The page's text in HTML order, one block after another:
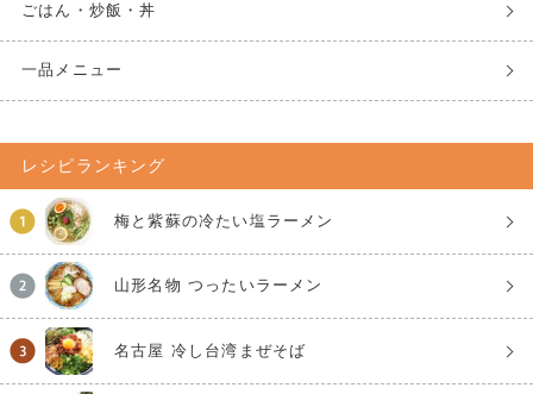
ごはん・炒飯・丼
一品メニュー
レシピランキング
梅と紫蘇の冷たい塩ラーメン
山形名物 つったいラーメン
名古屋 冷し台湾まぜそば